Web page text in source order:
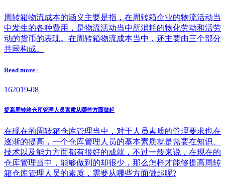
周转箱物流成本的涵义主要是指，在周转箱企业的物流活动当
中发生的各种费用，是物流活动当中所消耗的物化劳动和活劳
动的货币的表现。在周转箱物流成本当中，还主要由三个部分
共同构成。
Read more+
162019-08
提高周转箱仓库管理人员素质从哪些方面做起
在现在的周转箱仓库管理当中，对于人员素质的管理要求也在
逐渐的提高，一个仓库管理人员的基本素质就是需要在知识、
技术以及能力方面都有很好的成就，不过一般来说，在现在的
仓库管理当中，能够做到的却很少，那么怎样才能够提高周转
箱仓库管理人员的素质，需要从哪些方面做起呢?